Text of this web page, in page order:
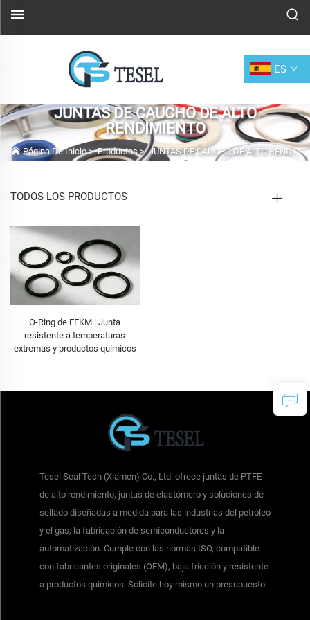
ES
JUNTAS DE CAUCHO DE ALTO
RENDIMIENTO
Página De Inicio>Productos>JUNTAS DE CAUCHO DE ALTO RENDIMIENTO
TODOS LOS PRODUCTOS
O-Ring de FFKM | Junta
resistente a temperaturas
extremas y productos químicos
Tesel Seal Tech (Xiamen) Co., Ltd. ofrece juntas de PTFE
de alto rendimiento, juntas de elastómero y soluciones de
sellado diseñadas a medida para las industrias del petróleo
y el gas, la fabricación de semiconductores y la
automatización. Cumple con las normas ISO, compatible
con fabricantes originales (OEM), baja fricción y resistente
a productos químicos. Solicite hoy mismo un presupuesto.